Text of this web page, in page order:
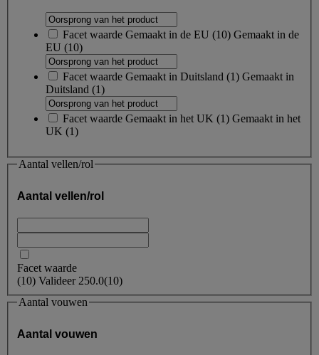
Facet waarde Gemaakt in de EU (10) Gemaakt in de
EU (10)
Facet waarde Gemaakt in Duitsland (1) Gemaakt in
Duitsland (1)
Facet waarde Gemaakt in het UK (1) Gemaakt in het
UK (1)
Aantal vellen/rol
Aantal vellen/rol
Facet waarde
(10) Valideer 250.0(10)
Aantal vouwen
Aantal vouwen